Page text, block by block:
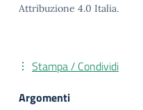
Attribuzione 4.0 Italia.
Stampa / Condividi
Argomenti